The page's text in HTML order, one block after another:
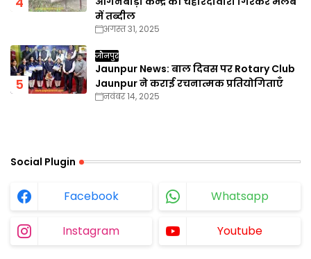
में तब्दील
अगस्त 31, 2025
जौनपुर
Jaunpur News: बाल दिवस पर Rotary Club
Jaunpur ने कराई रचनात्मक प्रतियोगिताएँ
नवंबर 14, 2025
Social Plugin
Facebook Whatsapp
Instagram Youtube